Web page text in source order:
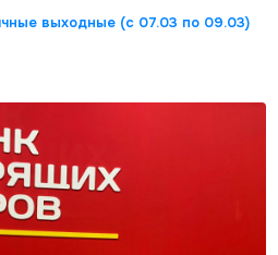
выходные (с 07.03 по 09.03)